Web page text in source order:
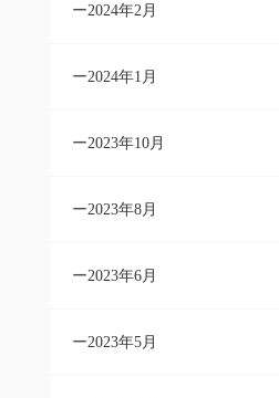
2024年2月
2024年1月
2023年10月
2023年8月
2023年6月
2023年5月